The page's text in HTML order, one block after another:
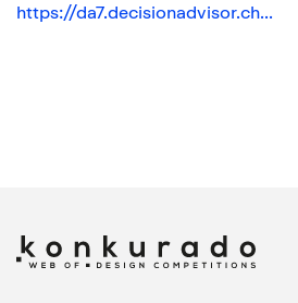
https://da7.decisionadvisor.ch...